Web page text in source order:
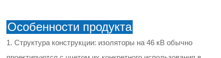
Особенности продукта
1. Структура конструкции: изоляторы на 46 кВ обычно